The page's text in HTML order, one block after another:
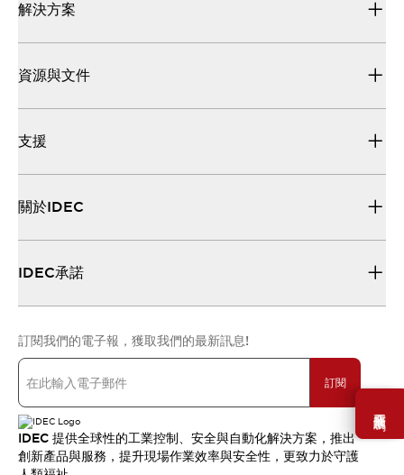
需要幫助嗎？
解決方案
資源與文件
支援
關於IDEC
IDEC承諾
訂閱我們的電子報，獲取我們的最新訊息!
訂閱
IDEC 提供全球性的工業控制、安全與自動化解決方案，推出
創新產品與服務，提升現場作業效率與安全性，更致力於守護